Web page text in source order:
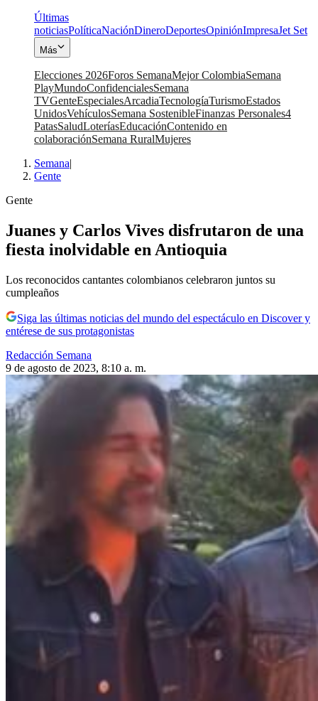
Últimas
noticiasPolíticaNaciónDineroDeportesOpiniónImpresaJet Set
Más
Elecciones 2026Foros SemanaMejor ColombiaSemana
PlayMundoConfidencialesSemana
TVGenteEspecialesArcadiaTecnologíaTurismoEstados
UnidosVehículosSemana SostenibleFinanzas Personales4
PatasSaludLoteríasEducaciónContenido en
colaboraciónSemana RuralMujeres
Semana|
Gente
Gente
Juanes y Carlos Vives disfrutaron de una
fiesta inolvidable en Antioquia
Los reconocidos cantantes colombianos celebraron juntos su
cumpleaños
Siga las últimas noticias del mundo del espectáculo en Discover y
entérese de sus protagonistas
Redacción Semana
9 de agosto de 2023, 8:10 a. m.